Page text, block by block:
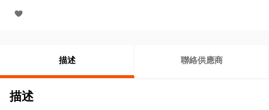
描述 聯絡供應商
描述